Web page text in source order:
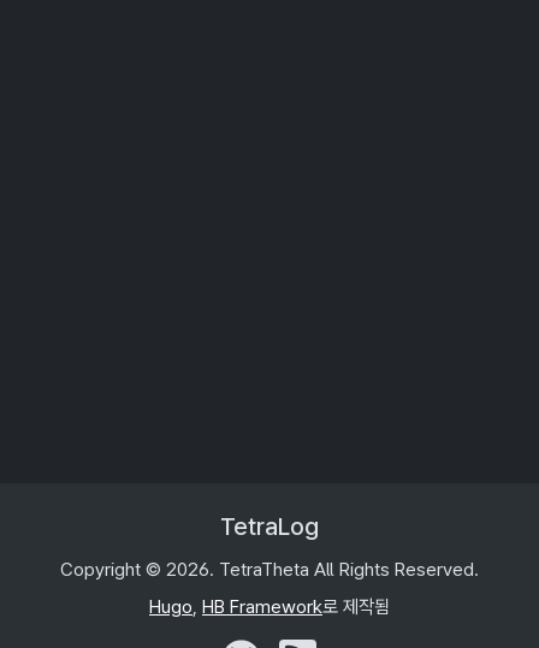
TetraLog
Copyright © 2026. TetraTheta All Rights Reserved.
Hugo HB Framework로 제작됨